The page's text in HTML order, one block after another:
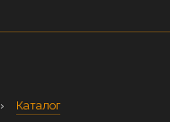
› Каталог